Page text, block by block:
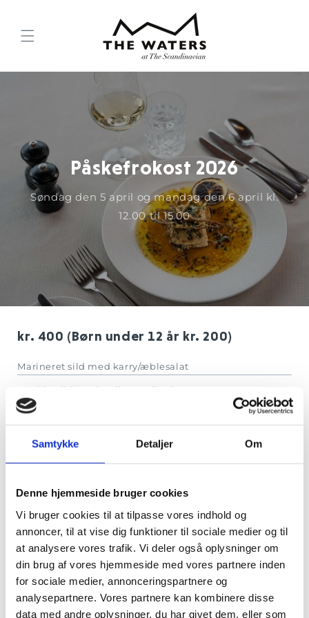
Samtykke Detaljer Om
Denne hjemmeside bruger cookies
Vi bruger cookies til at tilpasse vores indhold og
annoncer, til at vise dig funktioner til sociale medier og til
at analysere vores trafik. Vi deler også oplysninger om
din brug af vores hjemmeside med vores partnere inden
for sociale medier, annonceringspartnere og
analysepartnere. Vores partnere kan kombinere disse
data med andre oplysninger, du har givet dem, eller som
Påskefrokost 2026
Søndag den 5 april og mandag den 6 april kl.
12.00 til 15.00
kr. 400 (Børn under 12 år kr. 200)
Marineret sild med karry/æblesalat
Kryddersild med rødløg, rødbeder og
kapers
Røget laks med flødestuvet spinat
Smilende æg med håndpillede rejer
Gravad laks med ”rævedressing”
Leverpostej med bacon og svampe
Roastbeef med sprøde løg og peberrod
Lammekølle med ovnbagte kartofler i
andefedt
Kylling a la Danoise